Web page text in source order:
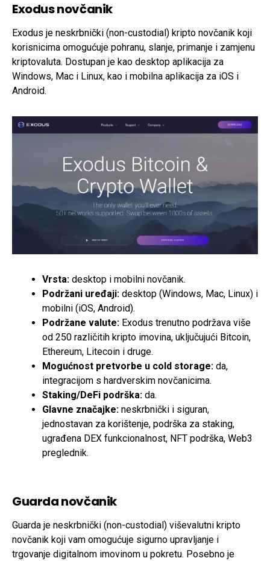
Exodus novčanik
Exodus je neskrbnički (non-custodial) kripto novčanik koji
korisnicima omogućuje pohranu, slanje, primanje i zamjenu
kriptovaluta. Dostupan je kao desktop aplikacija za
Windows, Mac i Linux, kao i mobilna aplikacija za iOS i
Android.
Vrsta: desktop i mobilni novčanik.
Podržani uređaji: desktop (Windows, Mac, Linux) i
mobilni (iOS, Android).
Podržane valute: Exodus trenutno podržava više
od 250 različitih kripto imovina, uključujući Bitcoin,
Ethereum, Litecoin i druge.
Mogućnost pretvorbe u cold storage: da,
integracijom s hardverskim novčanicima.
Staking/DeFi podrška: da.
Glavne značajke: neskrbnički i siguran,
jednostavan za korištenje, podrška za staking,
ugrađena DEX funkcionalnost, NFT podrška, Web3
preglednik.
Guarda novčanik
Guarda je neskrbnički (non-custodial) viševalutni kripto
novčanik koji vam omogućuje sigurno upravljanje i
trgovanje digitalnom imovinom u pokretu. Posebno je